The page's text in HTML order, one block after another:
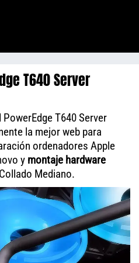
T640 Server
T640 Server
la mejor web para
ordenadores Apple
y montaje hardware
Mediano.